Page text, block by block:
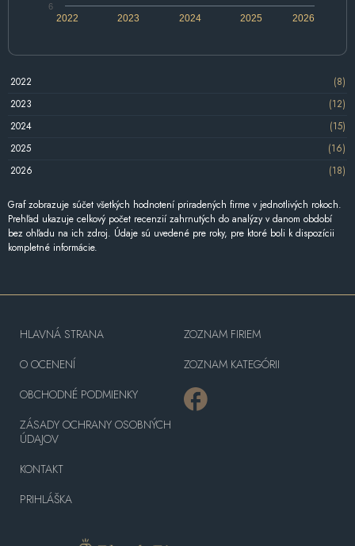
2022 2024 2026
2023 2025
6
2022
(8)
2023
(12)
2024
(15)
2025
(16)
2026
(18)
Graf zobrazuje súčet všetkých hodnotení priradených firme v jednotlivých rokoch.
Prehľad ukazuje celkový počet recenzií zahrnutých do analýzy v danom období
bez ohľadu na ich zdroj. Údaje sú uvedené pre roky, pre ktoré boli k dispozícii
kompletné informácie.
HLAVNÁ STRANA
O OCENENÍ
OBCHODNÉ PODMIENKY
ZÁSADY OCHRANY OSOBNÝCH
ÚDAJOV
KONTAKT
PRIHLÁŠKA
ZOZNAM FIRIEM
ZOZNAM KATEGÓRII